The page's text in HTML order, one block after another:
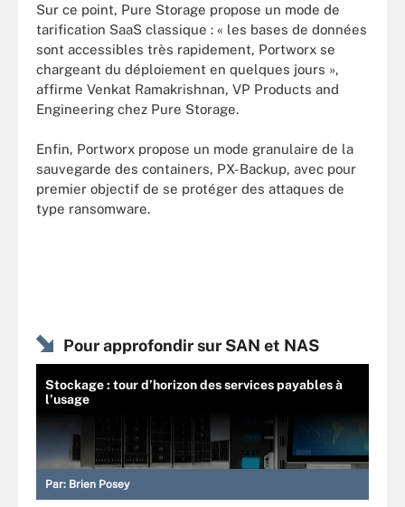
Sur ce point, Pure Storage propose un mode de
tarification SaaS classique : « les bases de données
sont accessibles très rapidement, Portworx se
chargeant du déploiement en quelques jours »,
affirme Venkat Ramakrishnan, VP Products and
Engineering chez Pure Storage.
Enfin, Portworx propose un mode granulaire de la
sauvegarde des containers, PX-Backup, avec pour
premier objectif de se protéger des attaques de
type ransomware.
Pour approfondir sur SAN et NAS
Stockage : tour d’horizon des services payables à
l’usage
Par: Brien Posey